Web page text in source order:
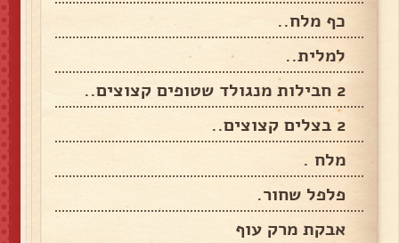
כף מלח..
למלית..
2 חבילות מנגולד שטופים קצוצים..
2 בצלים קצוצים..
מלח .
פלפל שחור.
אבקת מרק עוף